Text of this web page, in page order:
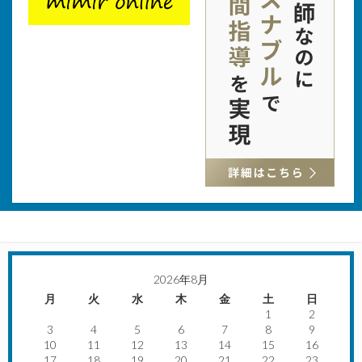
2026年8月
月
火 水 木 金 土
日
1
2
3
4 5 6 7 8
9
10
11 12 13 14 15
16